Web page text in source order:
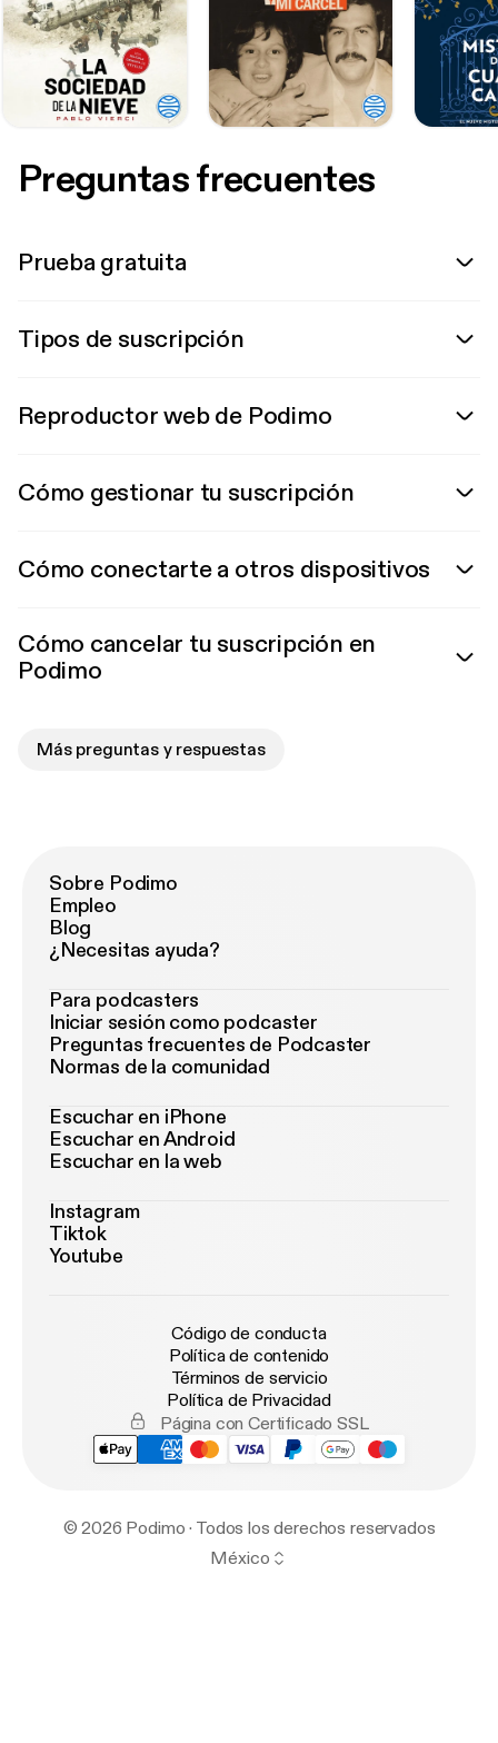
Preguntas frecuentes
Prueba gratuita
Tipos de suscripción
Reproductor web de Podimo
Cómo gestionar tu suscripción
Cómo conectarte a otros dispositivos
Cómo cancelar tu suscripción en
Podimo
Más preguntas y respuestas
Sobre Podimo
Empleo
Blog
¿Necesitas ayuda?
Para podcasters
Iniciar sesión como podcaster
Preguntas frecuentes de Podcaster
Normas de la comunidad
Escuchar en iPhone
Escuchar en Android
Escuchar en la web
Instagram
Tiktok
Youtube
Código de conducta
Política de contenido
Términos de servicio
Política de Privacidad
Página con Certificado SSL
© 2026 Podimo · Todos los derechos reservados
México